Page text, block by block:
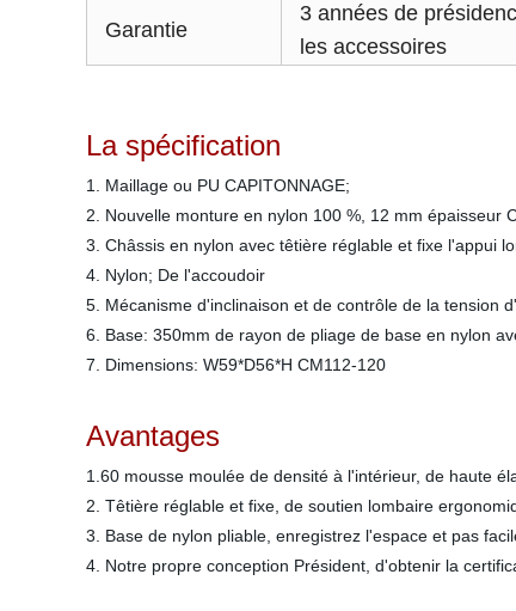
Garantie
3 années de
les accessoires
La spécification
1. Maillage ou PU CAPITONNAGE;
2. Nouvelle monture en nylon 100 %, 12 mm épaisseur
3. Châssis en nylon avec têtière réglable et fixe l'appui
4. Nylon; De l'accoudoir
5. Mécanisme d'inclinaison et de contrôle de la tension
6. Base: 350mm de rayon de pliage de base en nylon
7. Dimensions: W59*D56*H CM112-120
Avantages
1.60 mousse moulée de
2. Têtière réglable et
3. Base de nylon pliable,
4. Notre propre